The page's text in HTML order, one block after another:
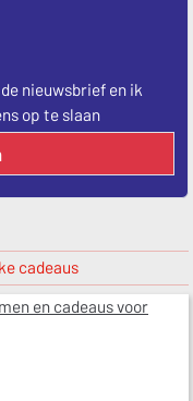
nieuwsbrief en ik
op te slaan
cadeaus
en cadeaus voor